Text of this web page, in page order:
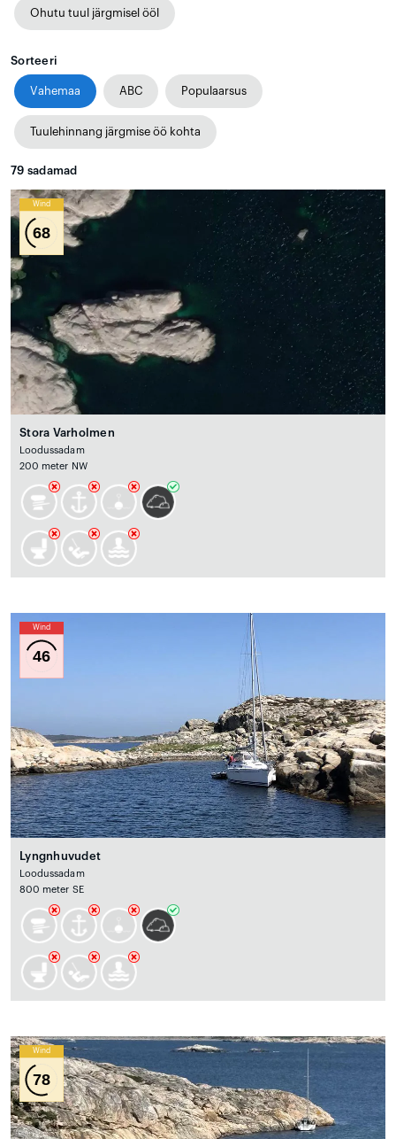
Ohutu tuul järgmisel ööl
Sorteeri
Vahemaa ABC Populaarsus
Tuulehinnang järgmise öö kohta
79 sadamad
Wind
68
Stora Varholmen
Loodussadam
200 meter NW
Wind
46
Lyngnhuvudet
Loodussadam
800 meter SE
Wind
78